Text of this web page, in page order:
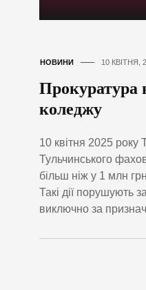
НОВИНИ 10 КВІТНЯ,
Прокуратура
коледжу
10 квітня 2025
Тульчинського
більш ніж у 1 млн
Такі дії порушують
виключно за